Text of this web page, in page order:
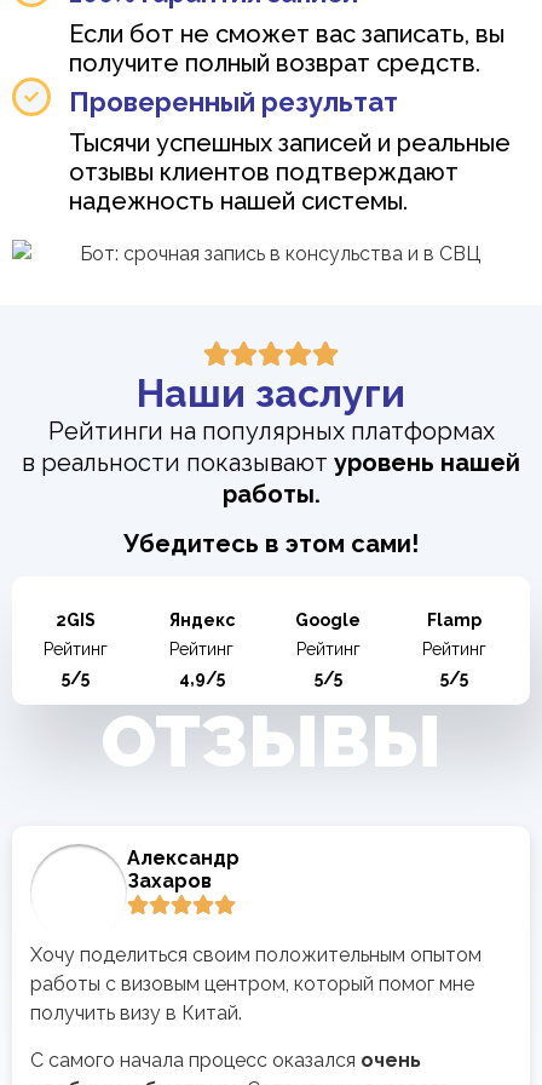
Если бот не сможет вас записать, вы
получите полный возврат средств.
Проверенный результат
Тысячи успешных записей и реальные
отзывы клиентов подтверждают
надежность нашей системы.
Наши заслуги
Рейтинги на популярных платформах
в реальности показывают уровень нашей
работы.
Убедитесь в этом сами!
2GIS
Рейтинг
5/5
Яндекс
Рейтинг
4,9/5
Google
Рейтинг
5/5
Flamp
Рейтинг
5/5
ОТЗЫВЫ
Александр
Захаров
Хочу поделиться своим положительным опытом
работы с визовым центром, который помог мне
получить визу в Китай.
С самого начала процесс оказался очень